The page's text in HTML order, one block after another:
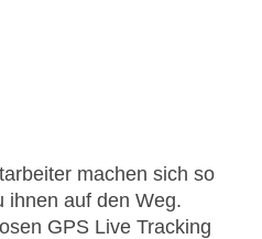
machen sich so
ihnen auf den Weg.
GPS Live Tracking